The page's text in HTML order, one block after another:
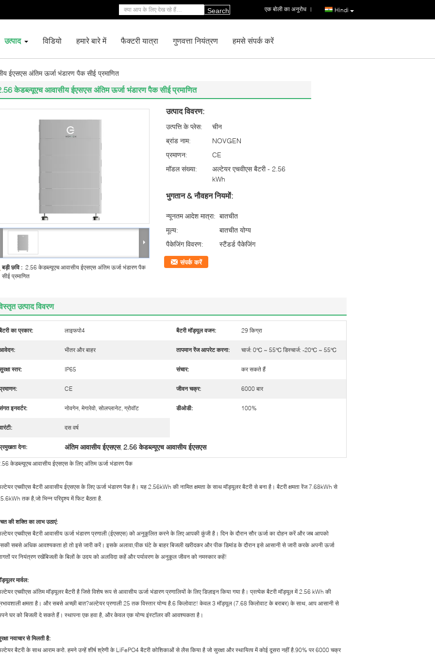
Hindi
एक बोली का अनुरोध |
Search
उत्पाद विडियो हमारे बारे में फैक्टरी यात्रा गुणवत्ता नियंत्रण हमसे संपर्क करें
ईएसएस अंतिम ऊर्जा भंडारण पैक सीई प्रमाणित
केडब्ल्यूएच आवासीय ईएसएस अंतिम ऊर्जा भंडारण पैक सीई प्रमाणित
बड़ी छवि : 2.56 केडब्ल्यूएच आवासीय ईएसएस अंतिम ऊर्जा भंडारण पैक
सीई प्रमाणित
उत्पाद विवरण:
उत्पत्ति के प्लेस:
चीन
ब्रांड नाम:
NOVGEN
प्रमाणन:
CE
मॉडल संख्या:
अल्टेयर एचवीएस बैटरी - 2.56
kWh
भुगतान & नौवहन नियमों:
न्यूनतम आदेश मात्रा: बातचीत
मूल्य:
बातचीत योग्य
पैकेजिंग विवरण:
स्टैंडर्ड पैकेजिंग
संपर्क करें
उत्पाद विवरण
का प्रकार: लाइफपो4 बैटरी मॉड्यूल वजन: 29 किग्रा
भीतर और बाहर तापमान रेंज आपरेट करना: चार्ज: 0℃ ~ 55℃ डिस्चार्ज: -20℃ ~ 55℃
स्तर: IP65 संचार: कर सकते हैं
CE जीवन चक्र: 6000 बार
इनवर्टर: नोवगेन, मेगारेवो, सोलप्लानेट, ग्रोवॉट डीओडी: 100%
दस वर्ष
देना: अंतिम आवासीय ईएसएस, 2.56 केडब्ल्यूएच आवासीय ईएसएस
केडब्ल्यूएच आवासीय ईएसएस के लिए अंतिम ऊर्जा भंडारण पैक
एचवीएस बैटरी आवासीय ईएसएस के लिए ऊर्जा भंडारण पैक है। यह 2.56kWh की नामित क्षमता के साथ मॉड्यूलर बैटरी से बना है। बैटरी क्षमता रेंज 7.68kWh से
तक है,जो भिन्न परिदृश्य में फिट बैठता है.
की शक्ति का लाभ उठाएं:
एचवीएस बैटरी आवासीय ऊर्जा भंडारण प्रणाली (ईएसएस) को अनुकूलित करने के लिए आपकी कुंजी है। दिन के दौरान सौर ऊर्जा का दोहन करें और जब आपको
सबसे अधिक आवश्यकता हो तो इसे जारी करें। इसके अलावा,पीक घंटे के बाहर बिजली खरीदकर और पीक डिमांड के दौरान इसे आसानी से जारी करके अपनी ऊर्जा
पर नियंत्रण रखेंबिजली के बिलों के उदय को अलविदा कहें और पर्यावरण के अनुकूल जीवन को नमस्कार कहें!
मार्वल:
एचवीएस अंतिम मॉड्यूलर बैटरी है जिसे विशेष रूप से आवासीय ऊर्जा भंडारण प्रणालियों के लिए डिज़ाइन किया गया है। प्रत्येक बैटरी मॉड्यूल में 2.56 kWh की
क्षमता है। और सबसे अच्छी बात?अल्टेयर प्रणाली 25 तक विस्तार योग्य है.6 किलोवाट! केवल 3 मॉड्यूल (7.68 किलोवाट के बराबर) के साथ, आप आसानी से
घर को बिजली दे सकते हैं। स्थापना एक हवा है, और केवल एक योग्य इंस्टॉलर की आवश्यकता है।
नवाचार से मिलती है:
बैटरी के साथ आराम करो. हमने उन्हें शीर्ष श्रेणी के LiFePO4 बैटरी कोशिकाओं से लैस किया है जो सुरक्षा और स्थायित्व में कोई दूसरा नहीं है.90% पर 6000 चक्र